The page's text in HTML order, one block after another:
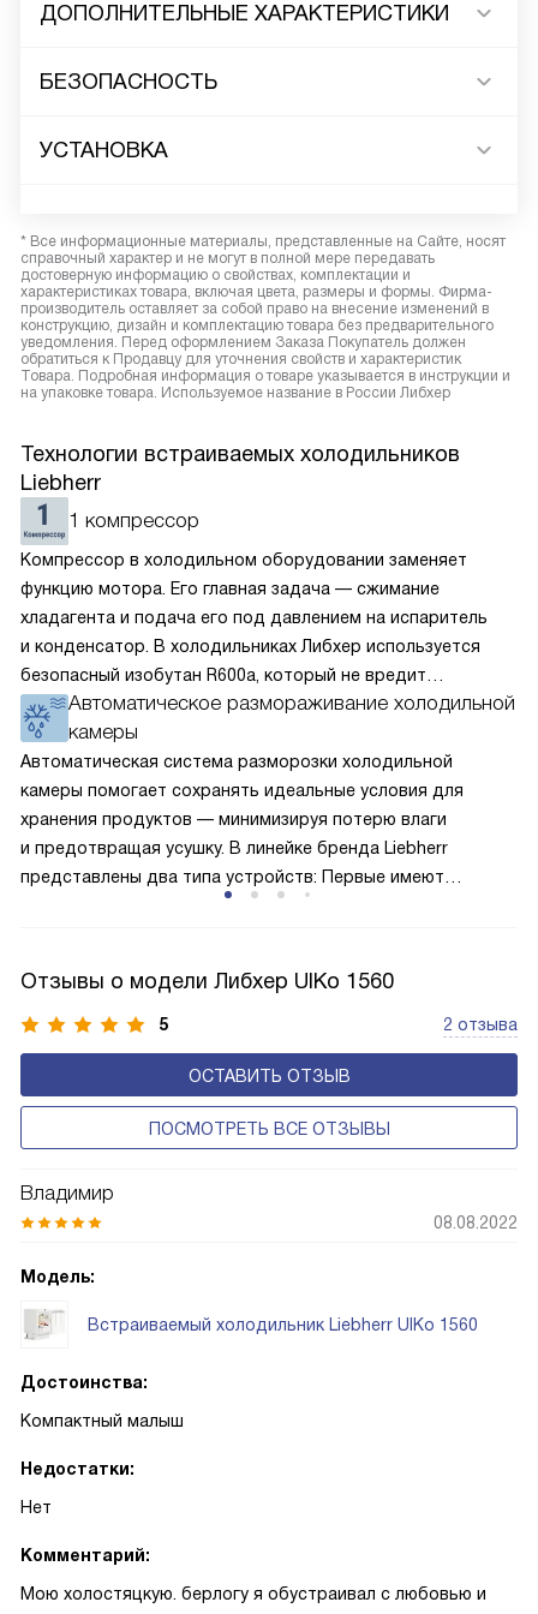
ДОПОЛНИТЕЛЬНЫЕ ХАРАКТЕРИСТИКИ
БЕЗОПАСНОСТЬ
УСТАНОВКА
* Все информационные материалы, представленные на Сайте, носят
справочный характер и не могут в полной мере передавать
достоверную информацию о свойствах, комплектации и
характеристиках товара, включая цвета, размеры и формы. Фирма-
производитель оставляет за собой право на внесение изменений в
конструкцию, дизайн и комплектацию товара без предварительного
уведомления. Перед оформлением Заказа Покупатель должен
обратиться к Продавцу для уточнения свойств и характеристик
Товара. Подробная информация о товаре указывается в инструкции и
на упаковке товара. Используемое название в России Либхер
Технологии встраиваемых холодильников
Liebherr
1 компрессор
Компрессор в холодильном оборудовании заменяет
функцию мотора. Его главная задача — сжимание
хладагента и подача его под давлением на испаритель
и конденсатор. В холодильниках Либхер используется
безопасный изобутан R600a, который не вредит
окружающей среде. Компрессор перегоняет его
по охладительному контуру по принципу насоса. Чем
лучше работает «мотор» прибора, тем качественнее
и быстрее происходит охлаждение, затрачивается
меньше электроэнергии.
Автоматическое размораживание холодильной
камеры
Автоматическая система разморозки холодильной
камеры помогает сохранять идеальные условия для
хранения продуктов — минимизируя потерю влаги
и предотвращая усушку. В линейке бренда Liebherr
представлены два типа устройств: Первые имеют
с панелью, выполняющей функцию «сухой стенки». Такие
устройства обеспечивают более комфортную
эксплуатацию и чаще всего оснащены нулевой зоной
свежести BioFresh 0°C. Они встречаются в сериях Plus,
Prime и Peak.
Отзывы о модели Либхер UIKo 1560
5 2 отзыва
ОСТАВИТЬ ОТЗЫВ
ПОСМОТРЕТЬ ВСЕ ОТЗЫВЫ
Владимир
08.08.2022
Модель:
Встраиваемый холодильник Liebherr UIKo 1560
Достоинства:
Компактный малыш
Недостатки:
Нет
Комментарий:
Мою холостяцкую. берлогу я обустраивал с любовью и